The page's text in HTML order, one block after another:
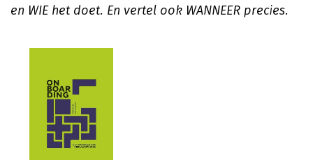
en WIE het doet. En vertel ook WANNEER precies.